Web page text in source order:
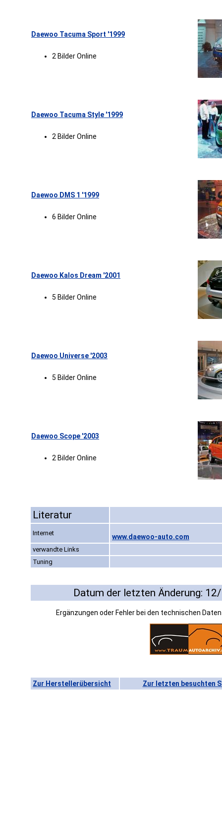
Daewoo Tacuma Sport '1999
2 Bilder Online
Daewoo Tacuma Style '1999
2 Bilder Online
Daewoo DMS 1 '1999
6 Bilder Online
Daewoo Kalos Dream '2001
5 Bilder Online
Daewoo Universe '2003
5 Bilder Online
Daewoo Scope '2003
2 Bilder Online
Literatur
Internet www.daewoo-auto.com
verwandte Links
Tuning
Datum der letzten Änderung:
Ergänzungen oder Fehler bei den technischen
Zur Herstellerübersicht Zur letzten besuchten